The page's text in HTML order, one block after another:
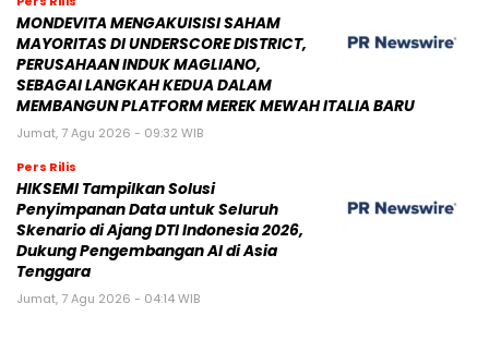
MONDEVITA MENGAKUISISI SAHAM
MAYORITAS DI UNDERSCORE DISTRICT,
PERUSAHAAN INDUK MAGLIANO,
SEBAGAI LANGKAH KEDUA DALAM
MEMBANGUN PLATFORM MEREK MEWAH ITALIA BARU
Jumat, 7 Agu 2026 - 09:32 WIB
Pers Rilis
HIKSEMI Tampilkan Solusi
Penyimpanan Data untuk Seluruh
Skenario di Ajang DTI Indonesia 2026,
Dukung Pengembangan AI di Asia
Tenggara
Jumat, 7 Agu 2026 - 04:14 WIB